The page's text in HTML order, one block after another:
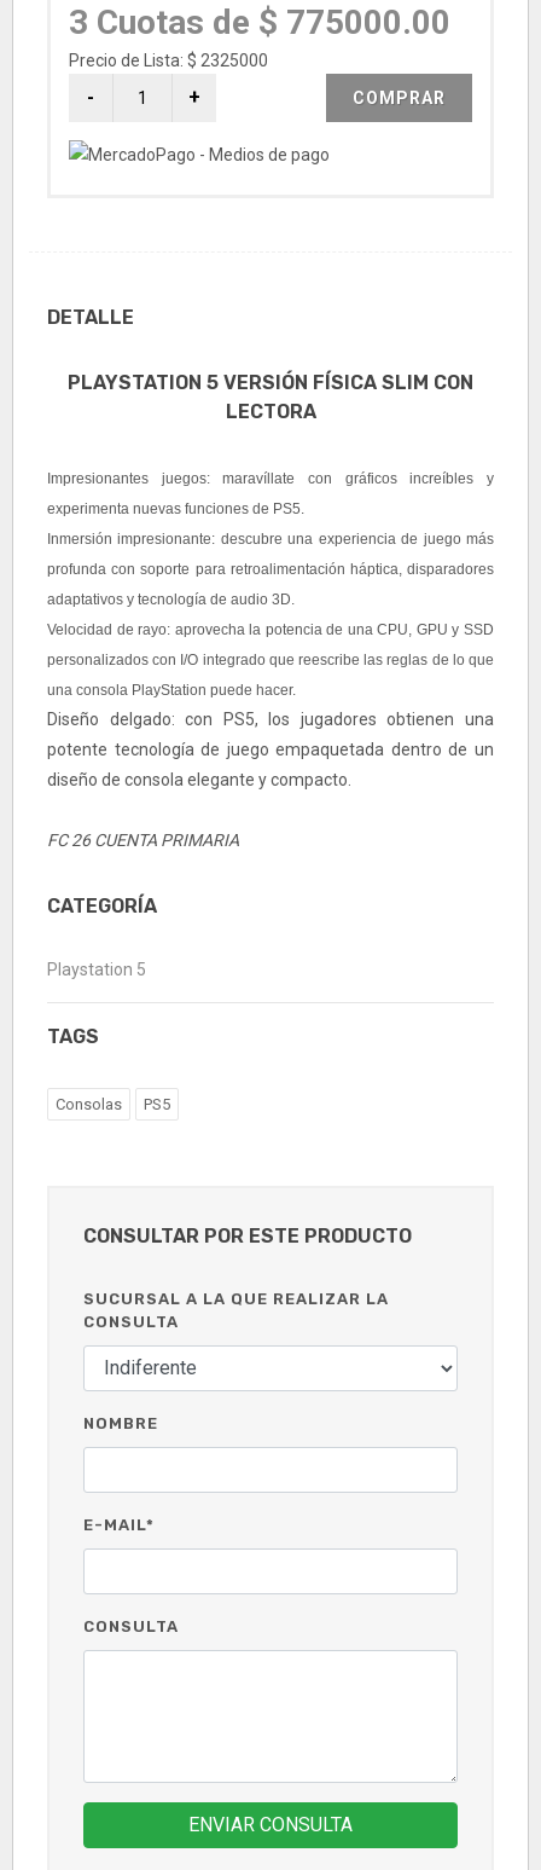
3 Cuotas de $ 775000.00
Precio de Lista: $ 2325000
COMPRAR
DETALLE
PLAYSTATION 5 VERSIÓN FÍSICA SLIM CON
LECTORA
Impresionantes juegos: maravíllate con gráficos increíbles y
experimenta nuevas funciones de PS5.
Inmersión impresionante: descubre una experiencia de juego más
profunda con soporte para retroalimentación háptica, disparadores
adaptativos y tecnología de audio 3D.
Velocidad de rayo: aprovecha la potencia de una CPU, GPU y SSD
personalizados con I/O integrado que reescribe las reglas de lo que
una consola PlayStation puede hacer.
Diseño delgado: con PS5, los jugadores obtienen una
potente tecnología de juego empaquetada dentro de un
diseño de consola elegante y compacto.
FC 26 CUENTA PRIMARIA
CATEGORÍA
Playstation 5
TAGS
Consolas PS5
CONSULTAR POR ESTE PRODUCTO
SUCURSAL A LA QUE REALIZAR LA
CONSULTA
NOMBRE
E-MAIL*
CONSULTA
ENVIAR CONSULTA